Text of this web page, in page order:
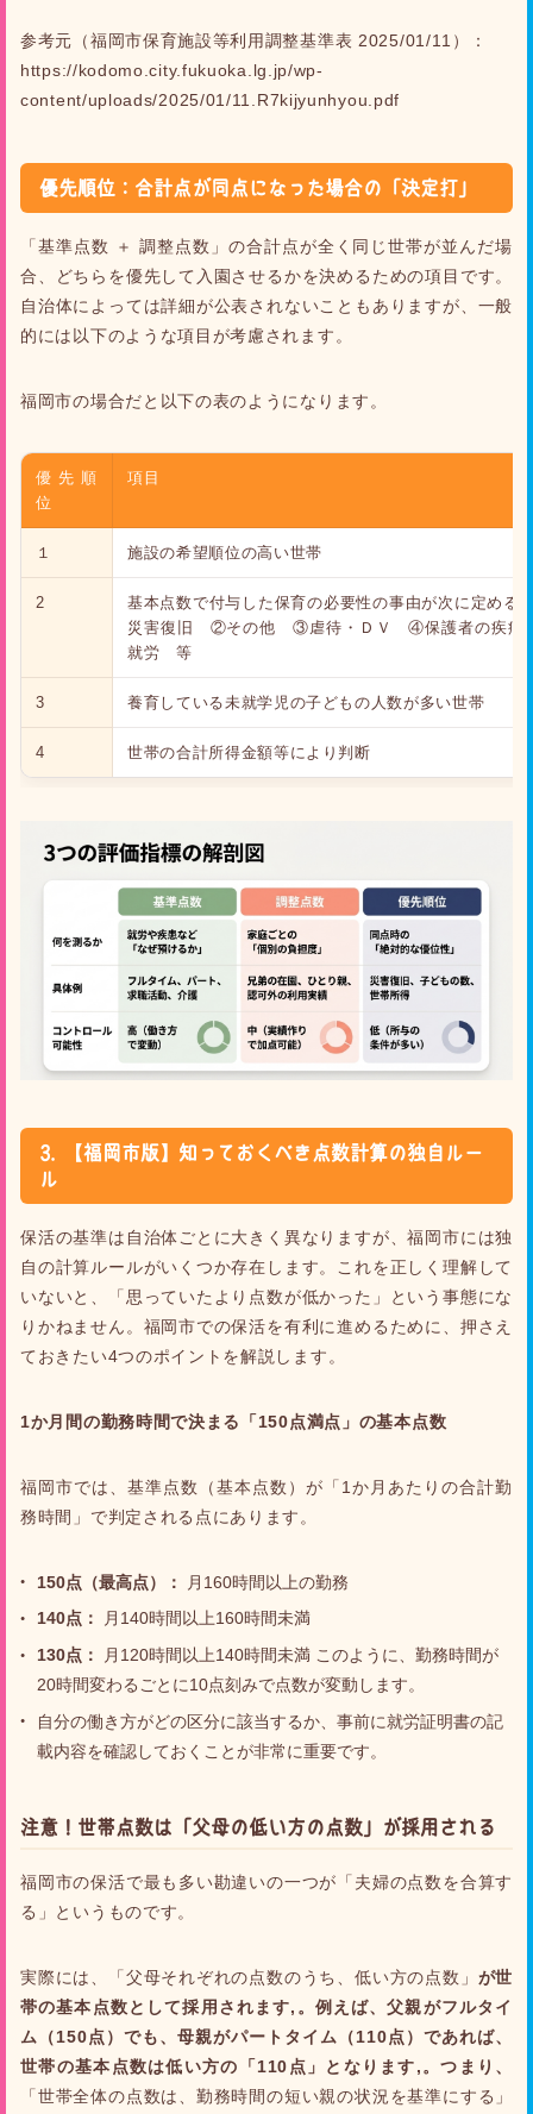
参考元（福岡市保育施設等利用調整基準表 2025/01/11）：
https://kodomo.city.fukuoka.lg.jp/wp-
content/uploads/2025/01/11.R7kijyunhyou.pdf
優先順位：合計点が同点になった場合の「決定打」
「基準点数 ＋ 調整点数」の合計点が全く同じ世帯が並んだ場
合、どちらを優先して入園させるかを決めるための項目です。
自治体によっては詳細が公表されないこともありますが、一般
的には以下のような項目が考慮されます。
福岡市の場合だと以下の表のようになります。
優先順
位
項目
１ 施設の希望順位の高い世帯
2
基本点数で付与した保育の必要性の事由が次に定める
災害復旧 ②その他 ③虐待・ＤＶ ④保護者の疾
就労 等
3 養育している未就学児の子どもの人数が多い世帯
4 世帯の合計所得金額等により判断
3. 【福岡市版】知っておくべき点数計算の独自ルー
ル
保活の基準は自治体ごとに大きく異なりますが、福岡市には独
自の計算ルールがいくつか存在します。これを正しく理解して
いないと、「思っていたより点数が低かった」という事態にな
りかねません。福岡市での保活を有利に進めるために、押さえ
ておきたい4つのポイントを解説します。
1か月間の勤務時間で決まる「150点満点」の基本点数
福岡市では、基準点数（基本点数）が「1か月あたりの合計勤
務時間」で判定される点にあります。
150点（最高点）：
月160時間以上の勤務
140点：
月140時間以上160時間未満
130点：
月120時間以上140時間未満 このように、勤務時間が
20時間変わるごとに10点刻みで点数が変動します。
自分の働き方がどの区分に該当するか、事前に就労証明書の記
載内容を確認しておくことが非常に重要です。
注意！世帯点数は「父母の低い方の点数」が採用される
福岡市の保活で最も多い勘違いの一つが「夫婦の点数を合算す
る」というものです。
実際には、「父母それぞれの点数のうち、低い方の点数」 が世
帯の基本点数として採用されます,。例えば、父親がフルタイ
ム（150点）でも、母親がパートタイム（110点）であれば、
世帯の基本点数は低い方の「110点」となります,。つまり、
「世帯全体の点数は、勤務時間の短い親の状況を基準にする」